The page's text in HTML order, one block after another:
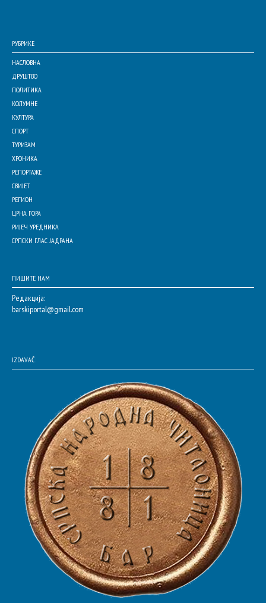
РУБРИКЕ
НАСЛОВНА
ДРУШТВО
ПОЛИТИКА
КОЛУМНЕ
КУЛТУРА
СПОРТ
ТУРИЗАМ
ХРОНИКА
РЕПОРТАЖЕ
СВИЈЕТ
РЕГИОН
ЦРНА ГОРА
РИЈЕЧ УРЕДНИКА
СРПСКИ ГЛАС ЈАДРАНА
ПИШИТЕ НАМ
Редакција:
barskiportal@gmail.com
IZDAVAČ: